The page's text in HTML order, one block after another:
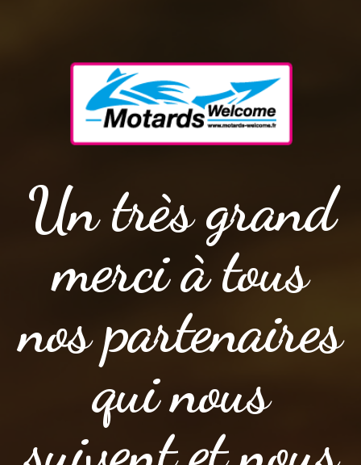
Un très grand
merci à tous
nos partenaires
qui nous